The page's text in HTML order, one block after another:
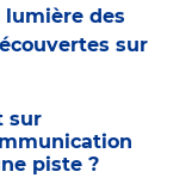
lumière des
sur
sur
piste ?